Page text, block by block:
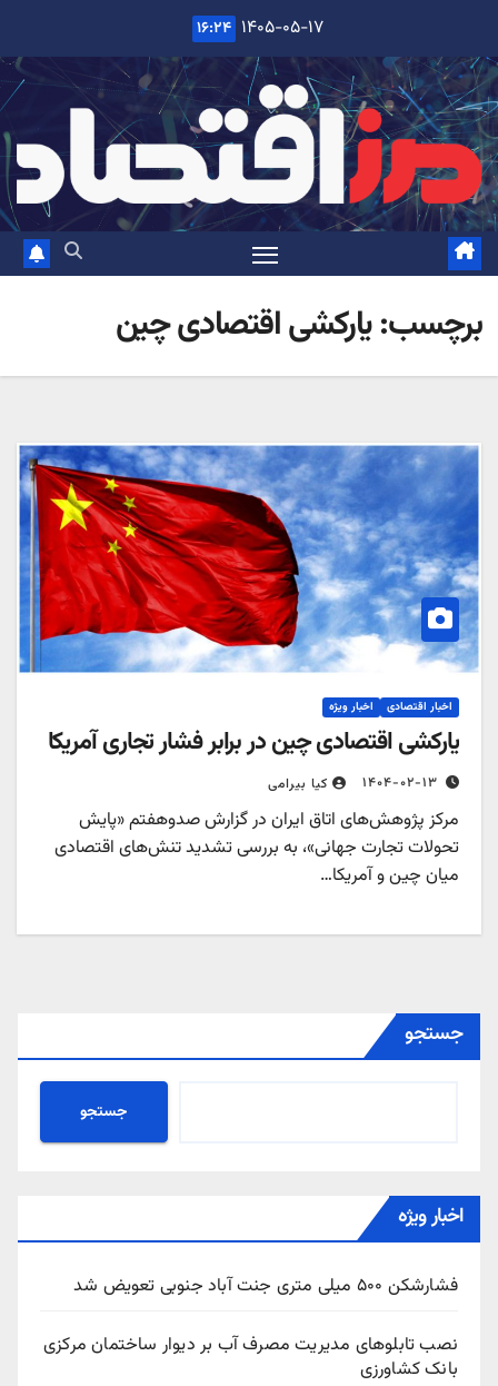
content
۱۴۰۵-۰۵-۱۷ ۱۶:۲۴
برچسب:یارکشی اقتصادی چین
اخبار اقتصادی اخبار ویژه
یارکشی اقتصادی چین در برابر فشار تجاری آمریکا
۱۴۰۴-۰۲-۱۳ کیا بیرامی
مرکز پژوهش‌های اتاق ایران در گزارش صد‌و‌هفتم «پایش
تحولات تجارت جهانی»، به بررسی تشدید تنش‌های اقتصادی
میان چین و آمریکا…
جستجو
جستجو
اخبار ویژه
فشارشکن ۵۰۰ میلی متری جنت آباد جنوبی تعویض شد
نصب تابلوهای مدیریت مصرف آب بر دیوار ساختمان مرکزی
بانک کشاورزی